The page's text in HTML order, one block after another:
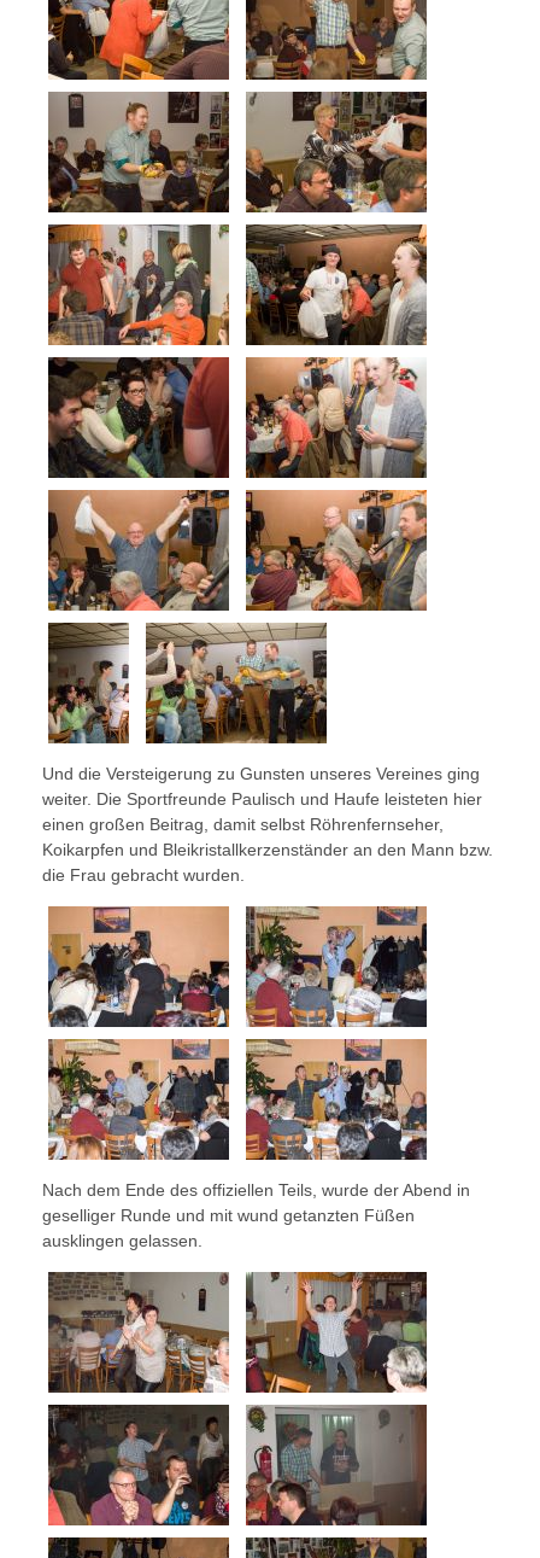
Und die Versteigerung zu Gunsten unseres Vereines ging
weiter. Die Sportfreunde Paulisch und Haufe leisteten hier
einen großen Beitrag, damit selbst Röhrenfernseher,
Koikarpfen und Bleikristallkerzenständer an den Mann bzw.
die Frau gebracht wurden.
Nach dem Ende des offiziellen Teils, wurde der Abend in
geselliger Runde und mit wund getanzten Füßen
ausklingen gelassen.